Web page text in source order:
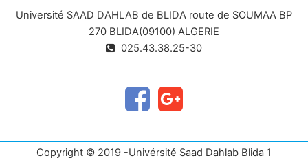
Université SAAD DAHLAB de BLIDA route de SOUMAA BP
270 BLIDA(09100) ALGERIE
025.43.38.25-30
Copyright © 2019 -Univérsité Saad Dahlab Blida 1